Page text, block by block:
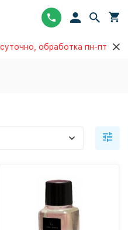
обработка пн-пт